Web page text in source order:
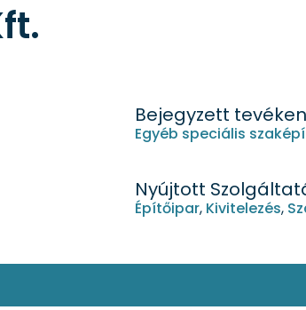
Bejegyzett
Egyéb speciális
Nyújtott
Építőipar, Kivitelezés,